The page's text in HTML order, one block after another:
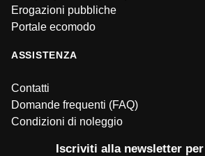
Erogazioni pubbliche
Portale ecomodo
ASSISTENZA
Contatti
Domande frequenti (FAQ)
Condizioni di noleggio
Iscriviti alla newsletter